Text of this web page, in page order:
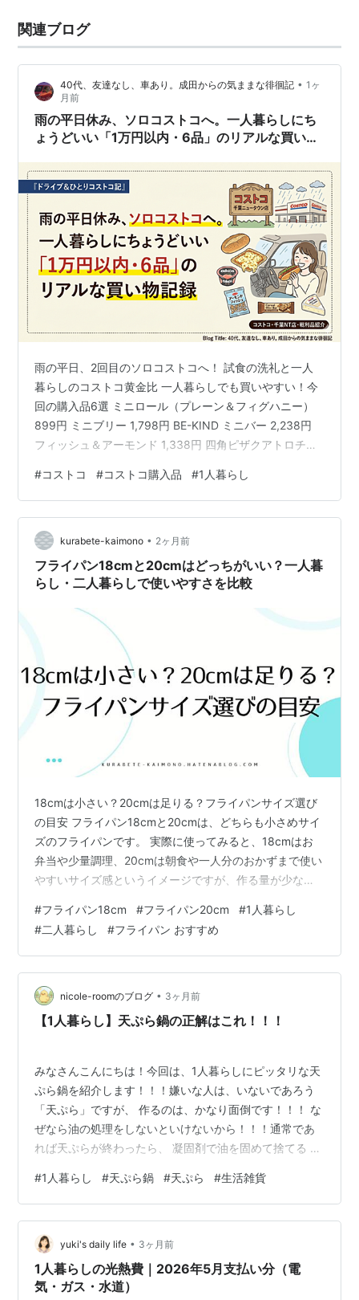
関連ブログ
40代、友達なし、車あり。成田からの気ままな徘徊記 • 1ヶ
月前
雨の平日休み、ソロコストコへ。一人暮らしにち
ょうどいい「1万円以内・6品」のリアルな買い物
雨の平日、2回目のソロコストコへ！ 試食の洗礼と一人
暮らしのコストコ黄金比 一人暮らしでも買いやすい！今
回の購入品6選 ミニロール（プレーン＆フィグハニー）
899円 ミニブリー 1,798円 BE-KIND ミニバー 2,238円
フィッシュ＆アーモンド 1,338円 四角ピザクアトロチー
と880円の破壊力で完全に勝利！フードコートで大満足
コストコホールセール 千葉ニュータウン倉庫店 雨の平
日、2回目のソロコストコへ！ 朝、優雅に資さんうどん
を食べてしばらくのんびりしておりましたが、せっかく
の平日休みなので、先月会員にな…
#コストコ #コストコ購入品 #1人暮らし
kurabete-kaimono • 2ヶ月前
フライパン18cmと20cmはどっちがいい？一人暮
らし・二人暮らしで使いやすさを比較
18cmは小さい？20cmは足りる？フライパンサイズ選び
の目安 フライパン18cmと20cmは、どちらも小さめサイ
ズのフライパンです。 実際に使ってみると、18cmはお
弁当や少量調理、20cmは朝食や一人分のおかずまで使い
やすいサイズ感というイメージですが、作る量が少なめ
のメイン料理をしっかり作りたい場合は、20cmだけでは
小さく感じることもあります。 この記事では、フライパ
ン18cmと20cmの違いを、一人暮らし・二人暮らし・お
弁当・朝食・副菜の使いやすさで比較します。 フライパ
ン18cm・20cmの価格をチェック 18cmは少量調理向
き…
#フライパン18cm #フライパン20cm #1人暮らし
#二人暮らし #フライパン おすすめ
nicole-roomのブログ • 3ヶ月前
【1人暮らし】天ぷら鍋の正解はこれ！！！
みなさんこんにちは！今回は、1人暮らしにピッタリな天
ぷら鍋を紹介します！！！嫌いな人は、いないであろう
「天ぷら」ですが、 作るのは、かなり面倒です！！！ な
ぜなら油の処理をしないといけないから！！！通常であ
れば天ぷらが終わったら、 凝固剤で油を固めて捨てる or
肢になるかと思います！！！しかし！今回紹介する天ぷ
ら鍋は、そんなこと考えなくてもよいのです！！ 以下の
動画を見てもらえれば、すべて理解できるでしょう
（笑）ニコルライフさんが紹介してました！
www.youtube.com商品リンクはここに貼っておきますの
で、今すぐGET！！【楽天1位…
#1人暮らし #天ぷら鍋 #天ぷら #生活雑貨
yuki's daily life • 3ヶ月前
1人暮らしの光熱費｜2026年5月支払い分（電
気・ガス・水道）